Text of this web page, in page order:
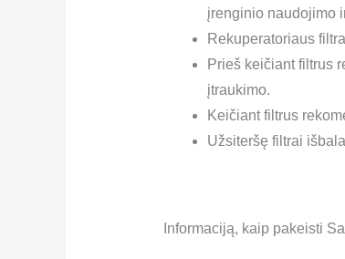
įrenginio naudojimo
Rekuperatoriaus
Prieš keičiant filtrus
įtraukimo.
Keičiant filtrus
Užsiteršę filtrai
Informaciją, kaip pakeisti